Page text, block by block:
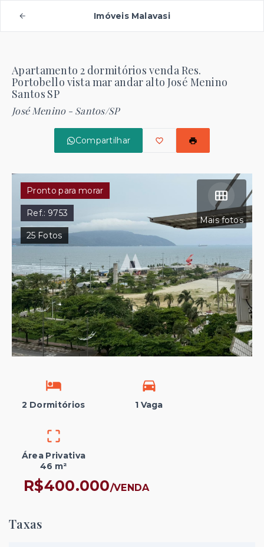
Imóveis Malavasi
Apartamento 2 dormitórios venda Res.
Portobello vista mar andar alto José Menino
Santos SP
José Menino - Santos/SP
Compartilhar
Mais fotos
Pronto para morar
Ref.: 9753
25 Fotos
2 Dormitórios 1 Vaga
Área Privativa
46 m²
R$400.000/VENDA
Taxas